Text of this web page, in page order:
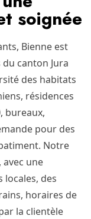
soignée
Bienne est
canton Jura
des habitats
résidences
bureaux,
pour des
Notre
une
locales, des
horaires de
la clientèle